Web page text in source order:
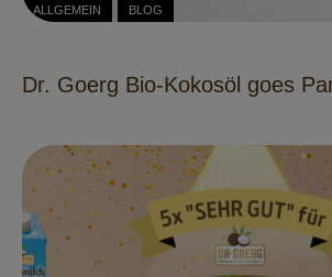
ALLGEMEIN BLOG
Dr. Goerg Bio-Kokosöl goes